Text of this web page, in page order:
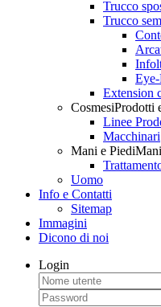
Trucco
Trucco
Extension
CosmesiProdotti
Linee
Macchinari
Mani e Piedi
Uomo
Info e Contatti
Sitemap
Immagini
Dicono di noi
Login